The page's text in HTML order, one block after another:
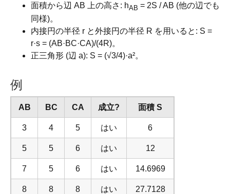
面積から辺 AB 上の高さ: hAB = 2S / AB (他の辺でも
同様)。
内接円の半径 r と外接円の半径 R を用いると: S =
r·s = (AB·BC·CA)/(4R)。
正三角形 (辺 a): S = (√3/4)·a²。
例
AB BC CA 成立? 面積 S
3 4 5 はい 6
5 5 6 はい 12
7 5 6 はい 14.6969
8 8 8 はい 27.7128